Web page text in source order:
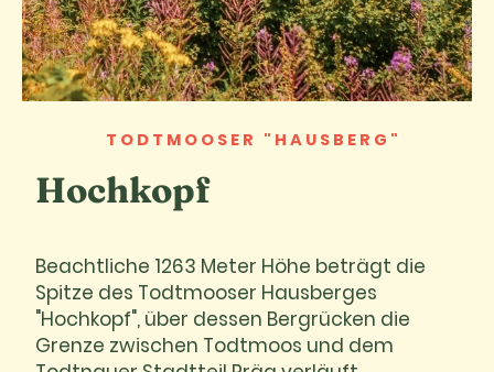
TODTMOOSER "HAUSBERG"
Hochkopf
Beachtliche 1263 Meter Höhe beträgt die
Spitze des Todtmooser Hausberges
"Hochkopf", über dessen Bergrücken die
Grenze zwischen Todtmoos und dem